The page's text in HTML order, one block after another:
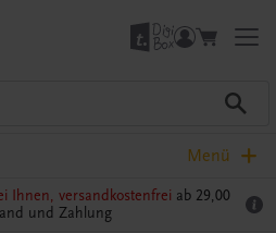
Menü
Ihnen, versandkostenfrei ab 29,00
und Zahlung